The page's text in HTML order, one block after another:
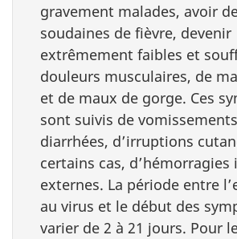
gravement malades, avoir
soudaines de fièvre, devenir
extrêmement faibles et
douleurs musculaires, de
et de maux de gorge. Ces
sont suivis de
diarrhées, d’irruptions
certains cas, d’hémorragies
externes. La période entre
au virus et le début des
varier de 2 à 21 jours. Pour